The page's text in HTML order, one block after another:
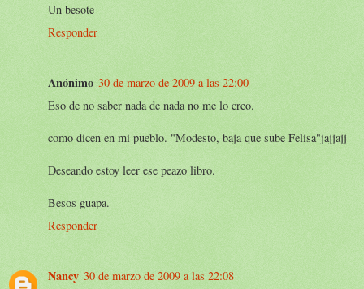
Un besote
Responder
Anónimo 30 de marzo de 2009 a las 22:00
Eso de no saber nada de nada no me lo creo.
como dicen en mi pueblo. "Modesto, baja que sube Felisa"jajjajj
Deseando estoy leer ese peazo libro.
Besos guapa.
Responder
Nancy 30 de marzo de 2009 a las 22:08